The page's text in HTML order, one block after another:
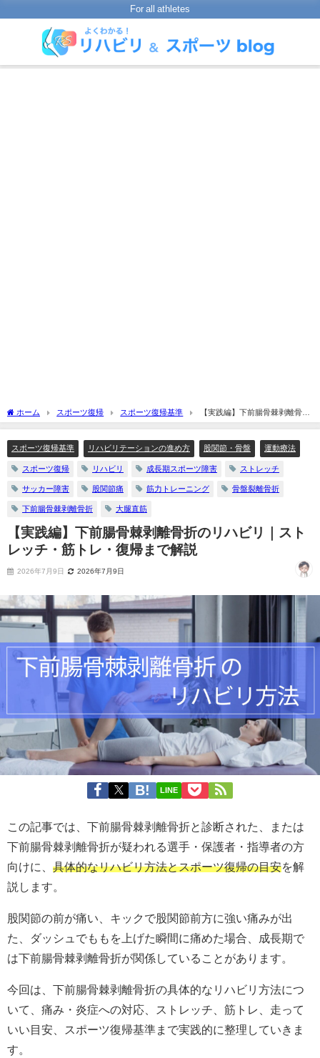
For all athletes
ホーム スポーツ復帰 スポーツ復帰基準
【実践編】下前腸骨棘剥離骨折
のリハビリ｜ストレッチ・筋トレ・復帰まで解説
スポーツ復帰基準 リハビリテーションの進め方 股関節・骨盤 運動療法
スポーツ復帰 リハビリ 成長期スポーツ障害 ストレッチ
サッカー障害 股関節痛 筋力トレーニング 骨盤裂離骨折
下前腸骨棘剥離骨折 大腿直筋
【実践編】下前腸骨棘剥離骨折のリハビリ｜スト
レッチ・筋トレ・復帰まで解説
2026年7月9日 2026年7月9日
LINE
この記事では、下前腸骨棘剥離骨折と診断された、または
下前腸骨棘剥離骨折が疑われる選手・保護者・指導者の方
向けに、 具体的なリハビリ方法とスポーツ復帰の目安を解
説します。
股関節の前が痛い、キックで股関節前方に強い痛みが出
た、ダッシュでももを上げた瞬間に痛めた場合、成長期で
は下前腸骨棘剥離骨折が関係していることがあります。
今回は、下前腸骨棘剥離骨折の具体的なリハビリ方法につ
いて、痛み・炎症への対応、ストレッチ、筋トレ、走って
いい目安、スポーツ復帰基準まで実践的に整理していきま
す。